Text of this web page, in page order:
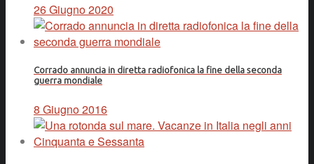
26 Giugno 2020
Corrado annuncia in diretta radiofonica la fine della seconda
guerra mondiale
8 Giugno 2016